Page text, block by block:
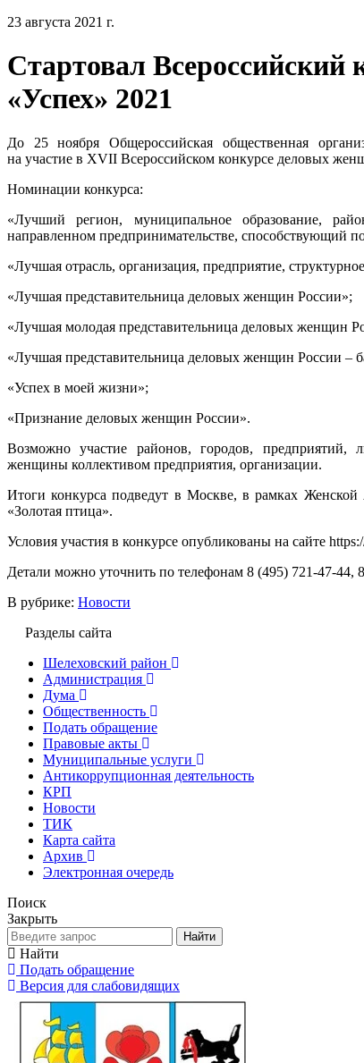
23 августа 2021 г.
Стартовал
«Успех» 2021
До 25 ноября Общероссийская общественная
на участие в XVII Всероссийском конкурсе деловых
Номинации конкурса:
«Лучший регион, муниципальное образование,
направленном предпринимательстве,
«Лучшая отрасль, организация, предприятие,
«Лучшая представительница деловых женщин России»;
«Лучшая молодая представительница деловых женщин
«Лучшая представительница деловых женщин России –
«Успех в моей жизни»;
«Признание деловых женщин России».
Возможно участие районов, городов,
женщины коллективом предприятия, организации.
Итоги конкурса подведут в Москве, в рамках Женской
«Золотая птица».
Условия участия в конкурсе опубликованы на сайте
Детали можно уточнить по телефонам 8 (495) 721-47-44,
В рубрике: Новости
Разделы сайта
Шелеховский район
Администрация
Дума
Общественность
Подать обращение
Правовые акты
Муниципальные услуги
Антикоррупционная деятельность
КРП
Новости
ТИК
Карта сайта
Архив
Электронная очередь
Поиск
Закрыть
Найти
Найти
Подать обращение
Версия для слабовидящих